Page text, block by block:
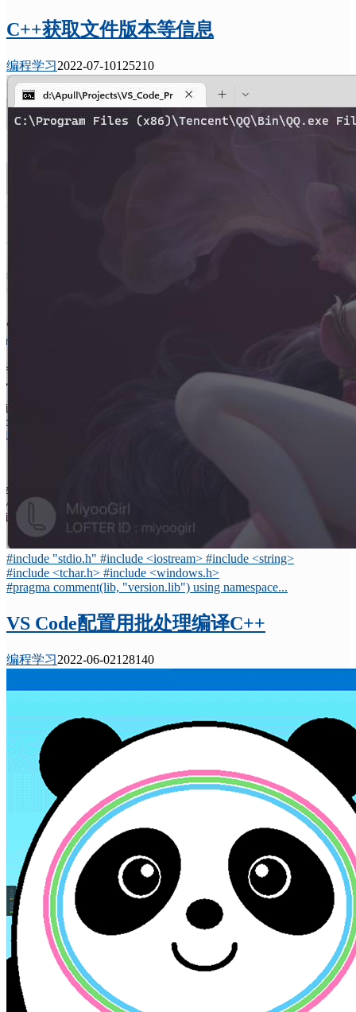
C++获取文件版本等信息
编程学习2022-07-10125210
#include "stdio.h" #include <iostream> #include <string>
#include <tchar.h> #include <windows.h>
#pragma comment(lib, "version.lib") using namespace...
VS Code配置用批处理编译C++
编程学习2022-06-02128140